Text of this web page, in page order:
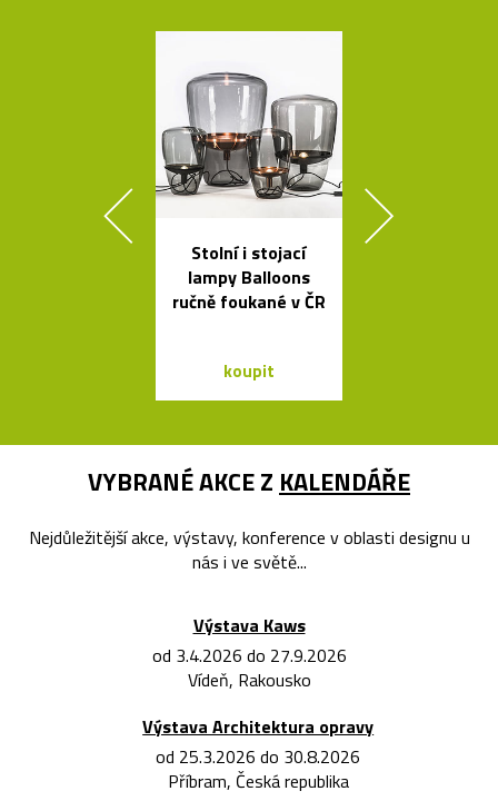
Stolní i stojací
lampy Balloons
ručně foukané v ČR
koupit
VYBRANÉ AKCE Z KALENDÁŘE
Nejdůležitější akce, výstavy, konference v oblasti designu u
nás i ve světě...
Výstava Kaws
od 3.4.2026 do 27.9.2026
Vídeň, Rakousko
Výstava Architektura opravy
od 25.3.2026 do 30.8.2026
Příbram, Česká republika